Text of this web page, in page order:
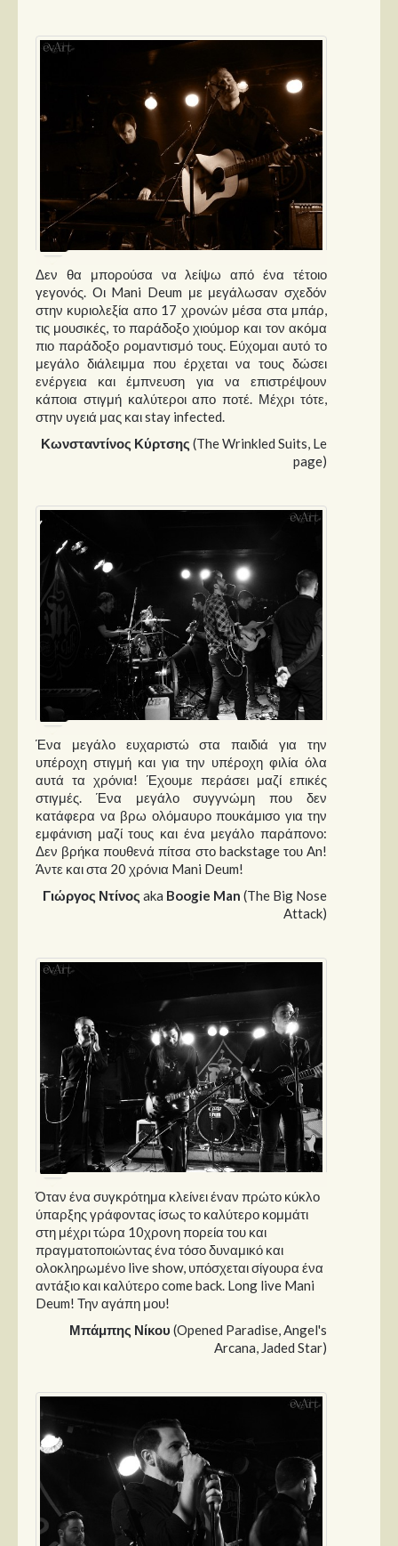
Δεν θα μπορούσα να λείψω από ένα τέτοιο
γεγονός. Οι Mani Deum με μεγάλωσαν σχεδόν
στην κυριολεξία απο 17 χρονών μέσα στα μπάρ,
τις μουσικές, το παράδοξο χιούμορ και τον ακόμα
πιο παράδοξο ρομαντισμό τους. Εύχομαι αυτό το
μεγάλο διάλειμμα που έρχεται να τους δώσει
ενέργεια και έμπνευση για να επιστρέψουν
κάποια στιγμή καλύτεροι απο ποτέ. Μέχρι τότε,
στην υγειά μας και stay infected.
Κωνσταντίνος Κύρτσης (The Wrinkled Suits, Le
page)
Ένα μεγάλο ευχαριστώ στα παιδιά για την
υπέροχη στιγμή και για την υπέροχη φιλία όλα
αυτά τα χρόνια! Έχουμε περάσει μαζί επικές
στιγμές. Ένα μεγάλο συγγνώμη που δεν
κατάφερα να βρω ολόμαυρο πουκάμισο για την
εμφάνιση μαζί τους και ένα μεγάλο παράπονο:
Δεν βρήκα πουθενά πίτσα στο backstage του An!
Άντε και στα 20 χρόνια Mani Deum!
Γιώργος Ντίνος aka Boogie Man (The Big Nose
Attack)
Όταν ένα συγκρότημα κλείνει έναν πρώτο κύκλο
ύπαρξης γράφοντας ίσως το καλύτερο κομμάτι
στη μέχρι τώρα 10χρονη πορεία του και
πραγματοποιώντας ένα τόσο δυναμικό και
ολοκληρωμένο live show, υπόσχεται σίγουρα ένα
αντάξιο και καλύτερο come back. Long live Mani
Deum! Την αγάπη μου!
Μπάμπης Νίκου (Opened Paradise, Angel's
Arcana, Jaded Star)